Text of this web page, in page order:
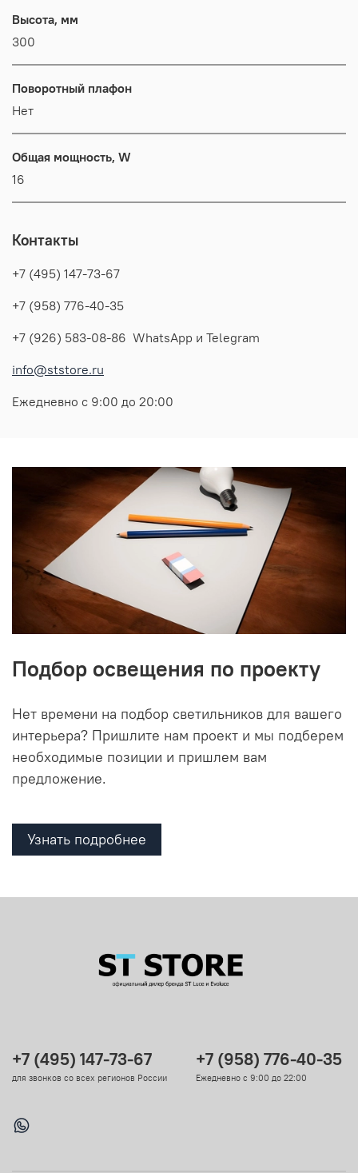
Высота, мм
300
Поворотный плафон
Нет
Общая мощность, W
16
Контакты
+7 (495) 147-73-67
+7 (958) 776-40-35
+7 (926) 583-08-86 WhatsApp и Telegram
info@ststore.ru
Ежедневно с 9:00 до 20:00
Подбор освещения по проекту
Нет времени на подбор светильников для вашего
интерьера? Пришлите нам проект и мы подберем
необходимые позиции и пришлем вам
предложение.
Узнать подробнее
+7 (495) 147-73-67
для звонков со всех регионов России
+7 (958) 776-40-35
Ежедневно с 9:00 до 22:00